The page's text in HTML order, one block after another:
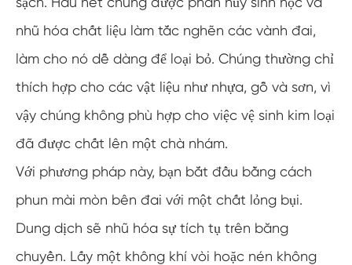
nhũ hóa chất liệu làm tắc nghẽn các vành đai,
làm cho nó dễ dàng để loại bỏ. Chúng thường chỉ
thích hợp cho các vật liệu như nhựa, gỗ và sơn, vì
vậy chúng không phù hợp cho việc vệ sinh kim loại
đã được chất lên một chà nhám.
Với phương pháp này, bạn bắt đầu bằng cách
phun mài mòn bên đai với một chất lỏng bụi.
Dung dịch sẽ nhũ hóa sự tích tụ trên băng
chuyền. Lấy một không khí vòi hoặc nén không